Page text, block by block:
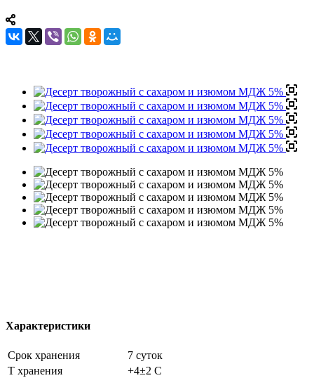
Характеристики
Cрок хранения
7 суток
T хранения
+4±2 C